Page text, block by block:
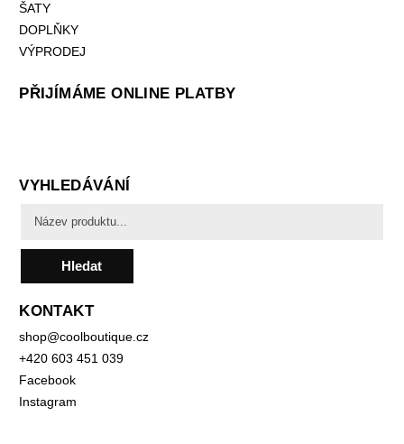
ŠATY
DOPLŇKY
VÝPRODEJ
PŘIJÍMÁME ONLINE PLATBY
VYHLEDÁVÁNÍ
Hledat
KONTAKT
shop@coolboutique.cz
+420 603 451 039
Facebook
Instagram